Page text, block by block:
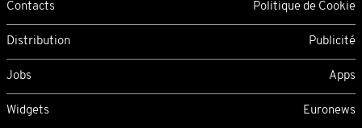
Contacts Politique de Cookie
Distribution Publicité
Jobs Apps
Widgets Euronews